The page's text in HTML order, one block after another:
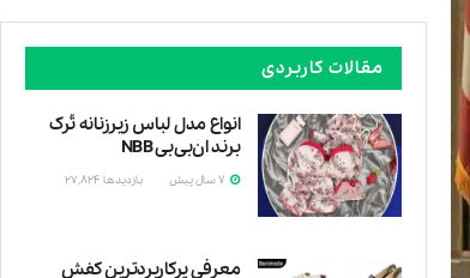
مقالات کاربردی
انواع مدل لباس زیرزنانه تُرک
برند ان‌بی‌بی NBB
بازدیدها 27,824
معرفی پرکاربردترین کفش